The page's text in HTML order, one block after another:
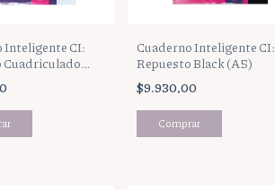
Inteligente CI:
Cuadriculado
Cuaderno Inteligente CI:
Repuesto Black (A5)
$9.930,00